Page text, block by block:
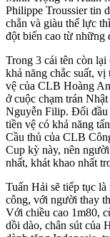
Philippe Troussier tin
chắn và giàu thể lực
đột biến cao từ những
Trong 3 cái tên còn
khả năng chắc suất,
vệ của CLB Hoàng
ở cuộc chạm trán
Nguyễn Filip. Đối đầu
tiền vệ có khả năng
Cầu thủ của CLB
Cup kỳ này, nên
nhất, khát khao nhất
Tuấn Hải sẽ tiếp tục
công, với người thay
Với chiều cao 1m80,
dồi dào, chân sút của